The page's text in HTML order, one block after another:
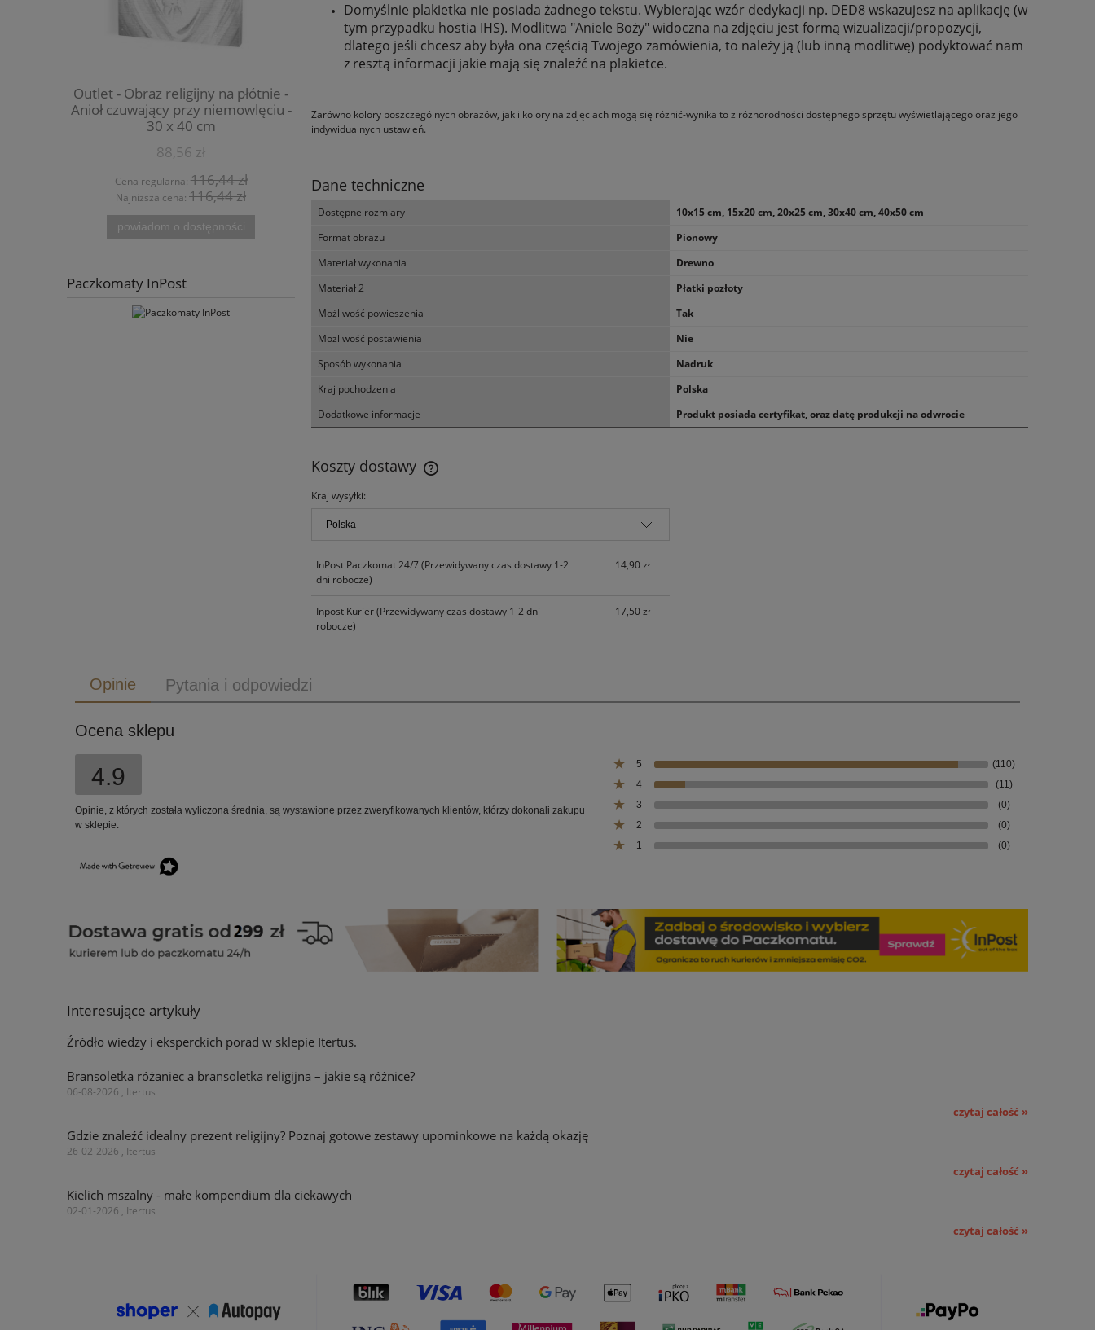
Outlet - Obraz religijny na płótnie -
Anioł czuwający przy niemowlęciu -
30 x 40 cm
88,56 zł
Cena regularna: 116,44 zł
Najniższa cena: 116,44 zł
powiadom o dostępności
szczęśliwa - s. Anna Maria Pudełko
AP
Cena regularna:12,97 zł
OUTLET
Paczkomaty InPost
Domyślnie plakietka nie posiada żadnego tekstu. Wybierając wzór dedykacji np. DED8 wskazujesz na aplikację (w
tym przypadku hostia IHS). Modlitwa "Aniele Boży" widoczna na zdjęciu jest formą wizualizacji/propozycji,
dlatego jeśli chcesz aby była ona częścią Twojego zamówienia, to należy ją (lub inną modlitwę) podyktować nam
z resztą informacji jakie mają się znaleźć na plakietce.
Zarówno kolory poszczególnych obrazów, jak i kolory na zdjęciach mogą się różnić-wynika to z różnorodności dostępnego sprzętu wyświetlającego oraz jego
indywidualnych ustawień.
Dane techniczne
Dostępne rozmiary
10x15 cm, 15x20 cm, 20x25 cm, 30x40 cm, 40x50 cm
Format obrazu
Pionowy
Materiał wykonania
Drewno
Materiał 2
Płatki pozłoty
Możliwość powieszenia
Tak
Możliwość postawienia
Nie
Sposób wykonania
Nadruk
Kraj pochodzenia
Polska
Dodatkowe informacje
Produkt posiada certyfikat, oraz datę produkcji na odwrocie
Koszty dostawy
Kraj wysyłki:
InPost Paczkomat 24/7(Przewidywany czas dostawy 1-2
dni robocze)
14,90 zł
Inpost Kurier(Przewidywany czas dostawy 1-2 dni
robocze)
17,50 zł
Opinie Pytania i odpowiedzi
Ocena sklepu
4.9
Opinie, z których została wyliczona średnia, są wystawione przez zweryfikowanych klientów, którzy dokonali zakupu
w sklepie.
5
(110)
4
(11)
3
(0)
2
(0)
1
(0)
Interesujące artykuły
Źródło wiedzy i eksperckich porad w sklepie Itertus.
Bransoletka różaniec a bransoletka religijna – jakie są różnice?
06-08-2026 , Itertus
czytaj całość »
Gdzie znaleźć idealny prezent religijny? Poznaj gotowe zestawy upominkowe na każdą okazję
26-02-2026 , Itertus
czytaj całość »
Kielich mszalny - małe kompendium dla ciekawych
02-01-2026 , Itertus
czytaj całość »